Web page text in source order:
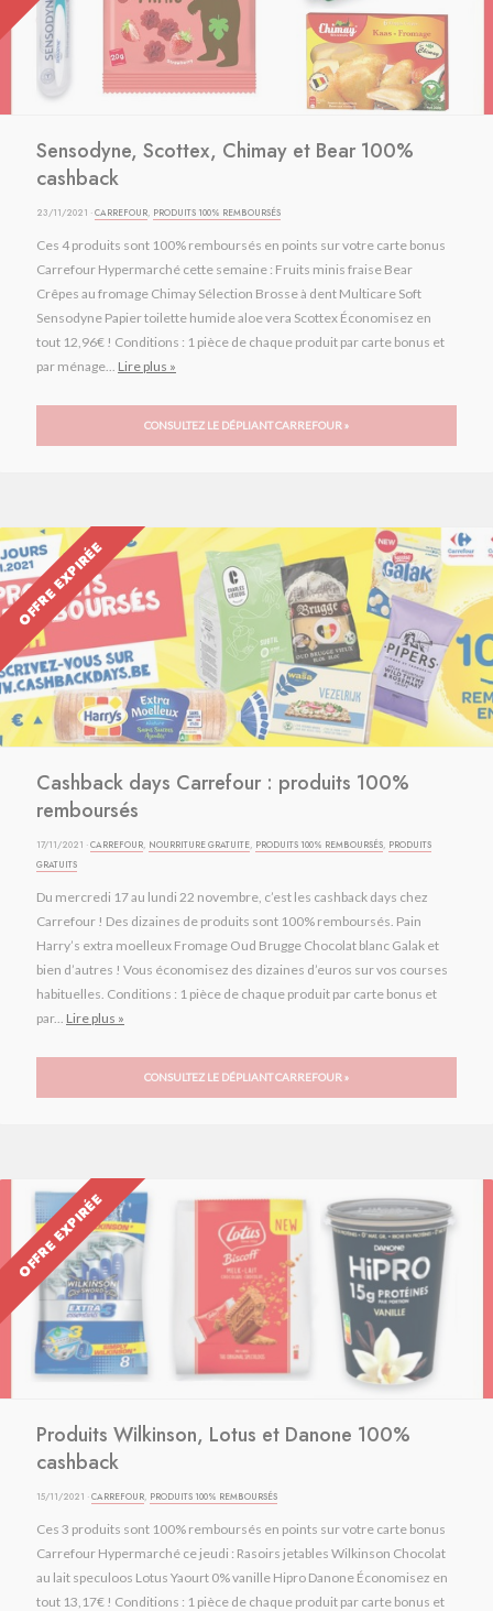
Sensodyne, Scottex, Chimay et Bear 100%
cashback
23/11/2021 ·CARREFOUR, PRODUITS 100% REMBOURSÉS
Ces 4 produits sont 100% remboursés en points sur votre carte bonus
Carrefour Hypermarché cette semaine : Fruits minis fraise Bear
Crêpes au fromage Chimay Sélection Brosse à dent Multicare Soft
Sensodyne Papier toilette humide aloe vera Scottex Économisez en
tout 12,96€ ! Conditions : 1 pièce de chaque produit par carte bonus et
par ménage... Lire plus »
CONSULTEZ LE DÉPLIANT CARREFOUR »
OFFRE EXPIRÉE
Cashback days Carrefour : produits 100%
remboursés
17/11/2021 ·CARREFOUR, NOURRITURE GRATUITE, PRODUITS 100% REMBOURSÉS, PRODUITS
GRATUITS
Du mercredi 17 au lundi 22 novembre, c’est les cashback days chez
Carrefour ! Des dizaines de produits sont 100% remboursés. Pain
Harry’s extra moelleux Fromage Oud Brugge Chocolat blanc Galak et
bien d’autres ! Vous économisez des dizaines d’euros sur vos courses
habituelles. Conditions : 1 pièce de chaque produit par carte bonus et
par... Lire plus »
CONSULTEZ LE DÉPLIANT CARREFOUR »
OFFRE EXPIRÉE
Produits Wilkinson, Lotus et Danone 100%
cashback
15/11/2021 ·CARREFOUR, PRODUITS 100% REMBOURSÉS
Ces 3 produits sont 100% remboursés en points sur votre carte bonus
Carrefour Hypermarché ce jeudi : Rasoirs jetables Wilkinson Chocolat
au lait speculoos Lotus Yaourt 0% vanille Hipro Danone Économisez en
tout 13,17€ ! Conditions : 1 pièce de chaque produit par carte bonus et